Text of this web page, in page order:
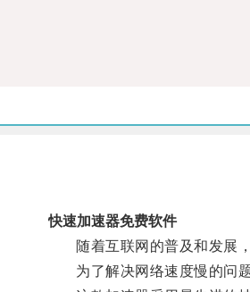
快速加速器免费软件
随着互联网的普及和发展，
为了解决网络速度慢的问题